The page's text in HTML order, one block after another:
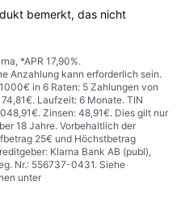
bemerkt, das nicht
*APR 17,90%.
Anzahlung kann erforderlich sein.
in 6 Raten: 5 Zahlungen von
Laufzeit: 6 Monate. TIN
Zinsen: 48,91€. Dies gilt nur
18 Jahre. Vorbehaltlich der
25€ und Höchstbetrag
Klarna Bank AB (publ),
Nr.: 556737-0431. Siehe
unter